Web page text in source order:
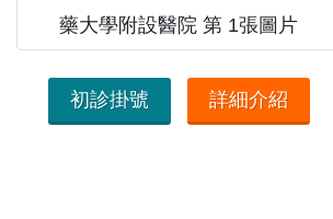
初診掛號 詳細介紹